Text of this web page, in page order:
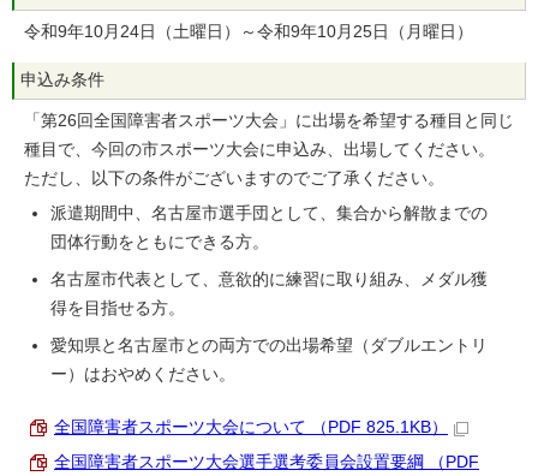
令和9年10月24日（土曜日）～令和9年10月25日（月曜日）
申込み条件
「第26回全国障害者スポーツ大会」に出場を希望する種目と同じ
種目で、今回の市スポーツ大会に申込み、出場してください。
ただし、以下の条件がございますのでご了承ください。
派遣期間中、名古屋市選手団として、集合から解散までの
団体行動をともにできる方。
名古屋市代表として、意欲的に練習に取り組み、メダル獲
得を目指せる方。
愛知県と名古屋市との両方での出場希望（ダブルエントリ
ー）はおやめください。
全国障害者スポーツ大会について （PDF 825.1KB）
全国障害者スポーツ大会選手選考委員会設置要綱 （PDF